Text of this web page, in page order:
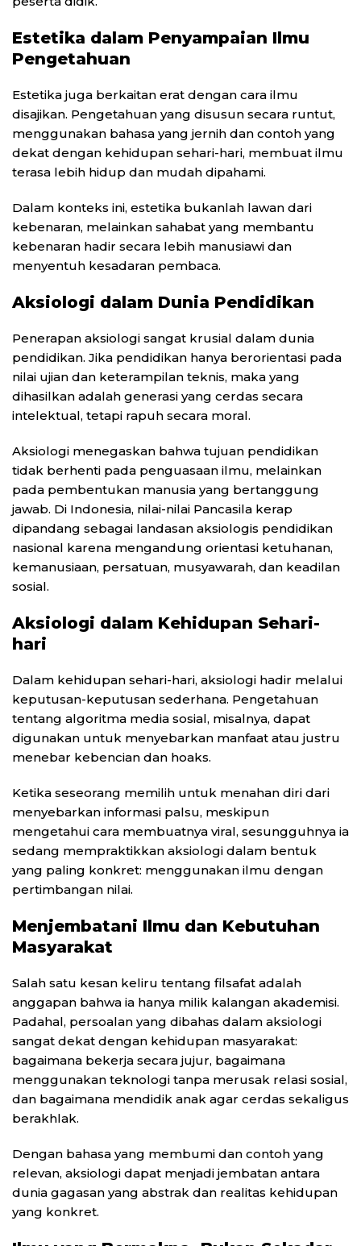
Estetika dalam Penyampaian Ilmu
Pengetahuan
Estetika juga berkaitan erat dengan cara ilmu
disajikan. Pengetahuan yang disusun secara runtut,
menggunakan bahasa yang jernih dan contoh yang
dekat dengan kehidupan sehari-hari, membuat ilmu
terasa lebih hidup dan mudah dipahami.
Dalam konteks ini, estetika bukanlah lawan dari
kebenaran, melainkan sahabat yang membantu
kebenaran hadir secara lebih manusiawi dan
menyentuh kesadaran pembaca.
Aksiologi dalam Dunia Pendidikan
Penerapan aksiologi sangat krusial dalam dunia
pendidikan. Jika pendidikan hanya berorientasi pada
nilai ujian dan keterampilan teknis, maka yang
dihasilkan adalah generasi yang cerdas secara
intelektual, tetapi rapuh secara moral.
Aksiologi menegaskan bahwa tujuan pendidikan
tidak berhenti pada penguasaan ilmu, melainkan
pada pembentukan manusia yang bertanggung
jawab. Di Indonesia, nilai-nilai Pancasila kerap
dipandang sebagai landasan aksiologis pendidikan
nasional karena mengandung orientasi ketuhanan,
kemanusiaan, persatuan, musyawarah, dan keadilan
sosial.
Aksiologi dalam Kehidupan Sehari-
hari
Dalam kehidupan sehari-hari, aksiologi hadir melalui
keputusan-keputusan sederhana. Pengetahuan
tentang algoritma media sosial, misalnya, dapat
digunakan untuk menyebarkan manfaat atau justru
menebar kebencian dan hoaks.
Ketika seseorang memilih untuk menahan diri dari
menyebarkan informasi palsu, meskipun
mengetahui cara membuatnya viral, sesungguhnya ia
sedang mempraktikkan aksiologi dalam bentuk
yang paling konkret: menggunakan ilmu dengan
pertimbangan nilai.
Menjembatani Ilmu dan Kebutuhan
Masyarakat
Salah satu kesan keliru tentang filsafat adalah
anggapan bahwa ia hanya milik kalangan akademisi.
Padahal, persoalan yang dibahas dalam aksiologi
sangat dekat dengan kehidupan masyarakat:
bagaimana bekerja secara jujur, bagaimana
menggunakan teknologi tanpa merusak relasi sosial,
dan bagaimana mendidik anak agar cerdas sekaligus
berakhlak.
Dengan bahasa yang membumi dan contoh yang
relevan, aksiologi dapat menjadi jembatan antara
dunia gagasan yang abstrak dan realitas kehidupan
yang konkret.